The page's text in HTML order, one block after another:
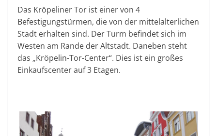
Das Kröpeliner Tor ist einer von 4
Befestigungstürmen, die von der mittelalterlichen
Stadt erhalten sind. Der Turm befindet sich im
Westen am Rande der Altstadt. Daneben steht
das „Kröpelin-Tor-Center“. Dies ist ein großes
Einkaufscenter auf 3 Etagen.